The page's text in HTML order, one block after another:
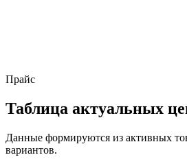
Прайс
Таблица актуальных
Данные формируются из активных
вариантов.